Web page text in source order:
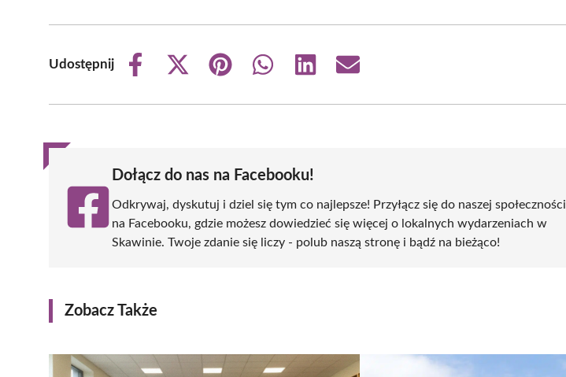
Udostępnij
Share
Share
(Twitter)
Share
Share
Share
Share
Dołącz do nas na Facebooku!
Odkrywaj, dyskutuj i dziel się tym co najlepsze! Przyłącz się do naszej społeczności
na Facebooku, gdzie możesz dowiedzieć się więcej o lokalnych wydarzeniach w
Skawinie. Twoje zdanie się liczy - polub naszą stronę i bądź na bieżąco!
Zobacz Także